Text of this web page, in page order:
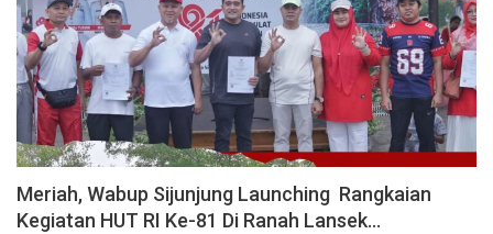
Meriah, Wabup Sijunjung Launching Rangkaian
Kegiatan HUT RI Ke-81 Di Ranah Lansek…